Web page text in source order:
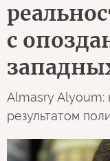
с
Almasry Alyoum:
результатом